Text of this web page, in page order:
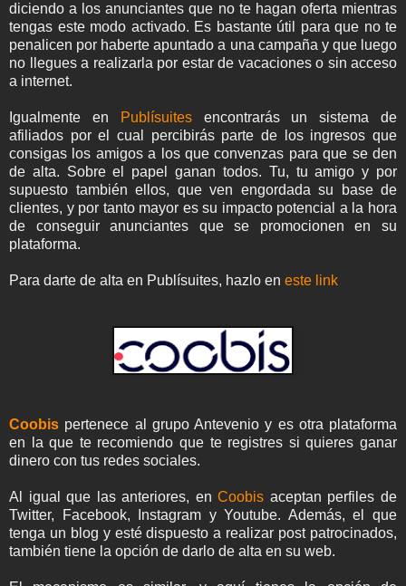
diciendo a los anunciantes que no te hagan oferta mientras
tengas este modo activado. Es bastante útil para que no te
penalicen por haberte apuntado a una campaña y que luego
no llegues a realizarla por estar de vacaciones o sin acceso
a internet.
Igualmente en Publísuitesencontrarás un sistema de
afiliados por el cual percibirás parte de los ingresos que
consigas los amigos a los que convenzas para que se den
de alta. Sobre el papel ganan todos. Tu, tu amigo y por
supuesto también ellos, que ven engordada su base de
clientes, y por tanto mayor es su impacto potencial a la hora
de conseguir anunciantes que se promocionen en su
plataforma.
Para darte de alta en Publísuites, hazlo en este link
Coobis pertenece al grupo Antevenio y es otra plataforma
en la que te recomiendo que te registres si quieres ganar
dinero con tus redes sociales.
Al igual que las anteriores, enCoobis aceptan perfiles de
Twitter, Facebook, Instagram y Youtube. Además, el que
tenga un blog y esté dispuesto a realizar post patrocinados,
también tiene la opción de darlo de alta en su web.